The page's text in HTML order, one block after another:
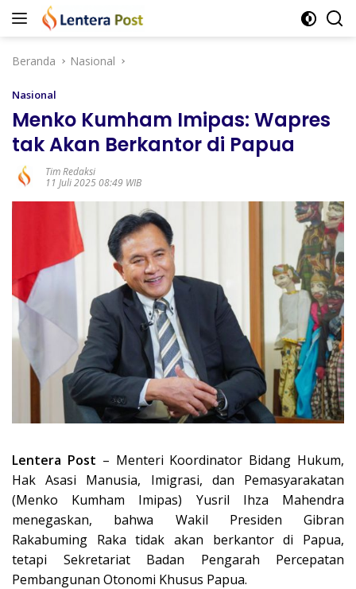
Langsung
Beranda
Nasional
Nasional
Menko Kumham Imipas: Wapres
tak Akan Berkantor di Papua
Tim Redaksi
11 Juli 2025 08:49 WIB
Lentera Post – Menteri Koordinator Bidang Hukum,
Hak Asasi Manusia, Imigrasi, dan Pemasyarakatan
(Menko Kumham Imipas) Yusril Ihza Mahendra
menegaskan, bahwa Wakil Presiden Gibran
Rakabuming Raka tidak akan berkantor di Papua,
tetapi Sekretariat Badan Pengarah Percepatan
Pembangunan Otonomi Khusus Papua.